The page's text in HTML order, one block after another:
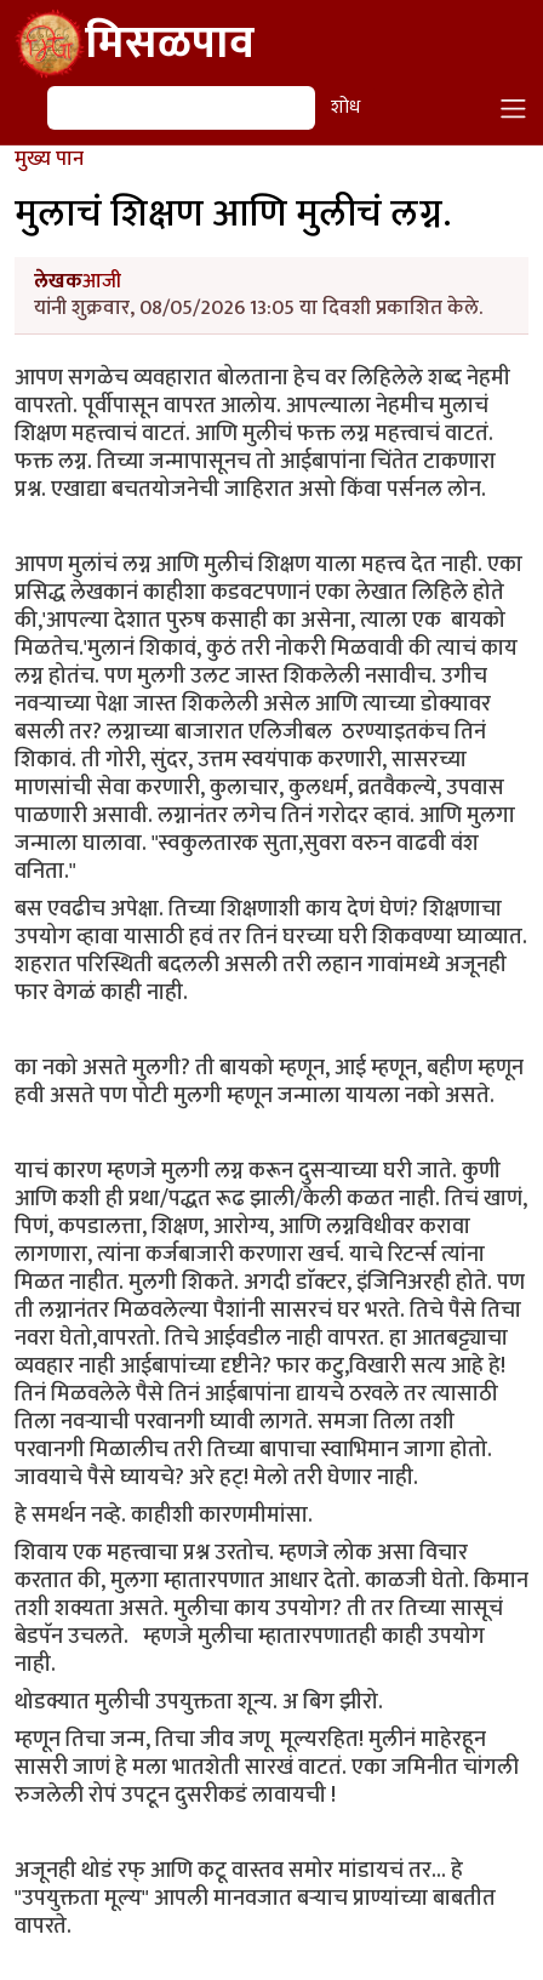
Skip to main contentमिसळपाव
शोध शोध
मुख्य पान
मुलाचं शिक्षण आणि मुलीचं लग्न.
लेखकआजी
यांनी शुक्रवार, 08/05/2026 13:05 या दिवशी प्रकाशित केले.
आपण सगळेच व्यवहारात बोलताना हेच वर लिहिलेले शब्द नेहमी
वापरतो. पूर्वीपासून वापरत आलोय. आपल्याला नेहमीच मुलाचं
शिक्षण महत्त्वाचं वाटतं. आणि मुलीचं फक्त लग्न महत्त्वाचं वाटतं.
फक्त लग्न. तिच्या जन्मापासूनच तो आईबापांना चिंतेत टाकणारा
प्रश्न. एखाद्या बचतयोजनेची जाहिरात असो किंवा पर्सनल लोन.
आपण मुलांचं लग्न आणि मुलीचं शिक्षण याला महत्त्व देत नाही. एका
प्रसिद्ध लेखकानं काहीशा कडवटपणानं एका लेखात लिहिले होते
की,'आपल्या देशात पुरुष कसाही का असेना, त्याला एक बायको
मिळतेच.'मुलानं शिकावं, कुठं तरी नोकरी मिळवावी की त्याचं काय
लग्न होतंच. पण मुलगी उलट जास्त शिकलेली नसावीच. उगीच
नवऱ्याच्या पेक्षा जास्त शिकलेली असेल आणि त्याच्या डोक्यावर
बसली तर? लग्नाच्या बाजारात एलिजीबल ठरण्याइतकंच तिनं
शिकावं. ती गोरी, सुंदर, उत्तम स्वयंपाक करणारी, सासरच्या
माणसांची सेवा करणारी, कुलाचार, कुलधर्म, व्रतवैकल्ये, उपवास
पाळणारी असावी. लग्नानंतर लगेच तिनं गरोदर व्हावं. आणि मुलगा
जन्माला घालावा. "स्वकुलतारक सुता,सुवरा वरुन वाढवी वंश
वनिता."
बस एवढीच अपेक्षा. तिच्या शिक्षणाशी काय देणं घेणं? शिक्षणाचा
उपयोग व्हावा यासाठी हवं तर तिनं घरच्या घरी शिकवण्या घ्याव्यात.
शहरात परिस्थिती बदलली असली तरी लहान गावांमध्ये अजूनही
फार वेगळं काही नाही.
का नको असते मुलगी? ती बायको म्हणून, आई म्हणून, बहीण म्हणून
हवी असते पण पोटी मुलगी म्हणून जन्माला यायला नको असते.
याचं कारण म्हणजे मुलगी लग्न करून दुसऱ्याच्या घरी जाते. कुणी
आणि कशी ही प्रथा/पद्धत रूढ झाली/केली कळत नाही. तिचं खाणं,
पिणं, कपडालत्ता, शिक्षण, आरोग्य, आणि लग्नविधीवर करावा
लागणारा, त्यांना कर्जबाजारी करणारा खर्च. याचे रिटर्न्स त्यांना
मिळत नाहीत. मुलगी शिकते. अगदी डाॅक्टर, इंजिनिअरही होते. पण
ती लग्नानंतर मिळवलेल्या पैशांनी सासरचं घर भरते. तिचे पैसे तिचा
नवरा घेतो,वापरतो. तिचे आईवडील नाही वापरत. हा आतबट्ट्याचा
व्यवहार नाही आईबापांच्या दृष्टीने? फार कटु,विखारी सत्य आहे हे!
तिनं मिळवलेले पैसे तिनं आईबापांना द्यायचे ठरवले तर त्यासाठी
तिला नवऱ्याची परवानगी घ्यावी लागते. समजा तिला तशी
परवानगी मिळालीच तरी तिच्या बापाचा स्वाभिमान जागा होतो.
जावयाचे पैसे घ्यायचे? अरे हट्! मेलो तरी घेणार नाही.
हे समर्थन नव्हे. काहीशी कारणमीमांसा.
शिवाय एक महत्त्वाचा प्रश्न उरतोच. म्हणजे लोक असा विचार
करतात की, मुलगा म्हातारपणात आधार देतो. काळजी घेतो. किमान
तशी शक्यता असते. मुलीचा काय उपयोग? ती तर तिच्या सासूचं
बेडपॅन उचलते. म्हणजे मुलीचा म्हातारपणातही काही उपयोग
नाही.
थोडक्यात मुलीची उपयुक्तता शून्य. अ बिग झीरो.
म्हणून तिचा जन्म, तिचा जीव जणू मूल्यरहित! मुलीनं माहेरहून
सासरी जाणं हे मला भातशेती सारखं वाटतं. एका जमिनीत चांगली
रुजलेली रोपं उपटून दुसरीकडं लावायची !
अजूनही थोडं रफ् आणि कटू वास्तव समोर मांडायचं तर... हे
"उपयुक्तता मूल्य" आपली मानवजात बऱ्याच प्राण्यांच्या बाबतीत
वापरते.